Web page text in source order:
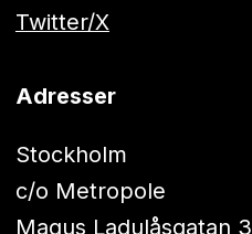
Twitter/X
Adresser
Stockholm
c/o Metropole
Magus Ladulåsgatan 3